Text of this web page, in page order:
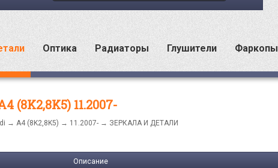
Оптика Радиаторы Глушители Фаркопы
11.2007-
→ A4 (8K2,8K5) → 11.2007- → ЗЕРКАЛА И ДЕТАЛИ
Описание